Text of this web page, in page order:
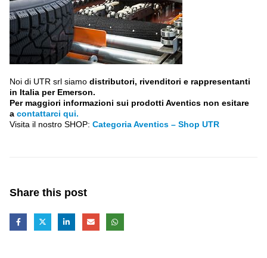
Noi di UTR srl siamo distributori, rivenditori e rappresentanti
in Italia per Emerson.
Per maggiori informazioni sui prodotti Aventics non esitare
a contattarci qui.
Visita il nostro SHOP: Categoria Aventics – Shop UTR
Share this post